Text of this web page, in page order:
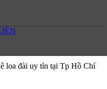
loa đài uy tín tại Tp Hồ Chí